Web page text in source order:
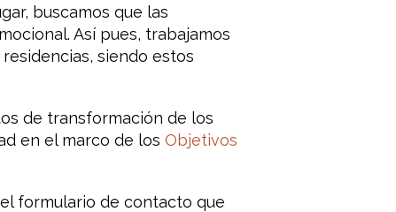
buscamos que las
Así pues, trabajamos
siendo estos
de transformación de los
en el marco de los Objetivos
formulario de contacto que